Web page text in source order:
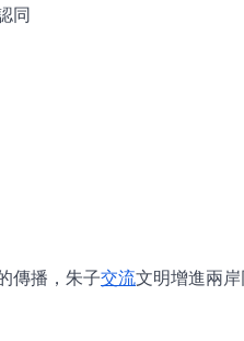
同
傳播，朱子交流文明增進兩